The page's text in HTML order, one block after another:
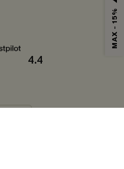
4.4
MAX - 15%